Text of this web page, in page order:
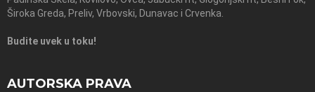
Široka Greda, Preliv, Vrbovski, Dunavac i Crvenka.
Budite uvek u toku!
AUTORSKA PRAVA